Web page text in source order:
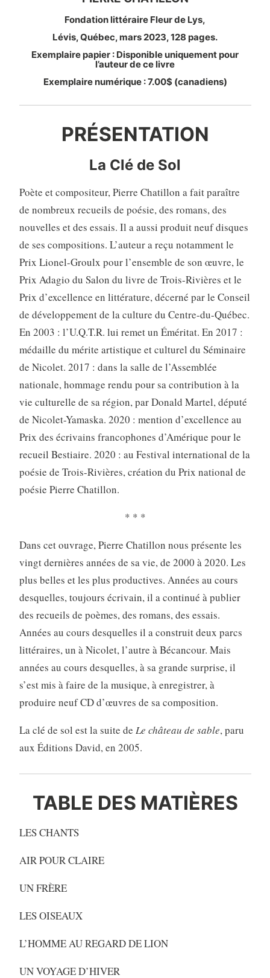
Fondation littéraire Fleur de Lys,
Lévis, Québec, mars 2023, 128 pages.
Exemplaire papier : Disponible uniquement pour
l’auteur de ce livre
Exemplaire numérique : 7.00$ (canadiens)
PRÉSENTATION
La Clé de Sol
Poète et compositeur, Pierre Chatillon a fait paraître
de nombreux recueils de poésie, des romans, des
nouvelles et des essais. Il a aussi produit neuf disques
de ses compositions. L’auteur a reçu notamment le
Prix Lionel-Groulx pour l’ensemble de son œuvre, le
Prix Adagio du Salon du livre de Trois-Rivières et le
Prix d’excellence en littérature, décerné par le Conseil
de développement de la culture du Centre-du-Québec.
En 2003 : l’U.Q.T.R. lui remet un Éméritat. En 2017 :
médaille du mérite artistique et culturel du Séminaire
de Nicolet. 2017 : dans la salle de l’Assemblée
nationale, hommage rendu pour sa contribution à la
vie culturelle de sa région, par Donald Martel, député
de Nicolet-Yamaska. 2020 : mention d’excellence au
Prix des écrivains francophones d’Amérique pour le
recueil Bestiaire. 2020 : au Festival international de la
poésie de Trois-Rivières, création du Prix national de
poésie Pierre Chatillon.
* * *
Dans cet ouvrage, Pierre Chatillon nous présente les
vingt dernières années de sa vie, de 2000 à 2020. Les
plus belles et les plus productives. Années au cours
desquelles, toujours écrivain, il a continué à publier
des recueils de poèmes, des romans, des essais.
Années au cours desquelles il a construit deux parcs
littéraires, un à Nicolet, l’autre à Bécancour. Mais
années au cours desquelles, à sa grande surprise, il
s’est mis à faire de la musique, à enregistrer, à
produire neuf CD d’œuvres de sa composition.
La clé de sol est la suite de Le château de sable, paru
aux Éditions David, en 2005.
TABLE DES MATIÈRES
LES CHANTS
AIR POUR CLAIRE
UN FRÈRE
LES OISEAUX
L’HOMME AU REGARD DE LION
UN VOYAGE D’HIVER